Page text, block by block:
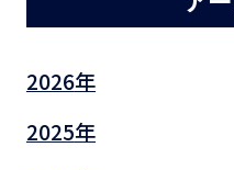
2026
2025